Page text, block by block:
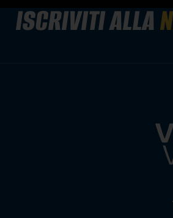
ISCRIVITI ALLA